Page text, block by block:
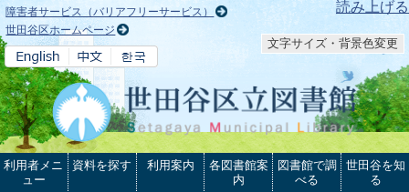
本文へ 読み上げる
障害者サービス（バリアフリーサービス）
世田谷区ホームページ
文字サイズ・背景色変更
利用者メニ
ュー
資料を探す 利用案内
各図書館案
内
図書館で調
べる
世田谷を知
る